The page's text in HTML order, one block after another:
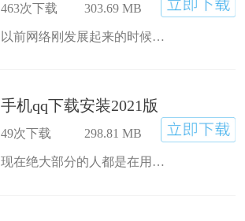
463次下载
303.69 MB
以前网络刚发展起来的时候，手机qq2009旧版本下载风头四起，几乎人手都至少有一个QQ号，还会有能有两个，等级还都很高。
手机qq下载安装2021版
49次下载
298.81 MB
现在绝大部分的人都是在用微信进行沟通，但是qq手机版下载也应该会保留着，毕竟陪着我们长大，里面满满的都是青春回忆，时不时还能看看好友的动态。